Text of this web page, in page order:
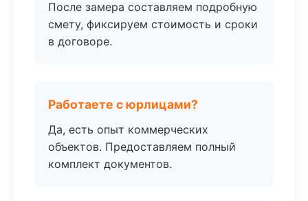
После замера составляем подробную
смету, фиксируем стоимость и сроки
в договоре.
Работаете с юрлицами?
Да, есть опыт коммерческих
объектов. Предоставляем полный
комплект документов.